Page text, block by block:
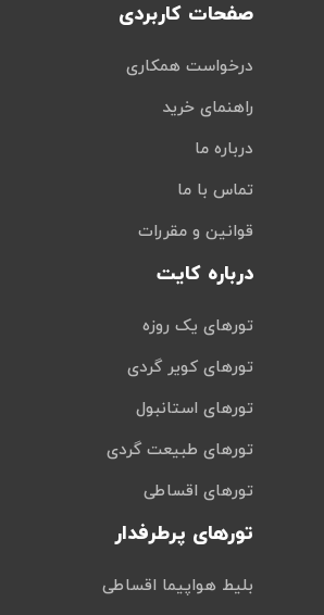
صفحات کاربردی
درخواست همکاری
راهنمای خرید
درباره ما
تماس با ما
قوانین و مقررات
درباره کایت
تورهای یک روزه
تورهای کویر گردی
تورهای استانبول
تورهای طبیعت گردی
تورهای اقساطی
تورهای پرطرفدار
بلیط هواپیما اقساطی